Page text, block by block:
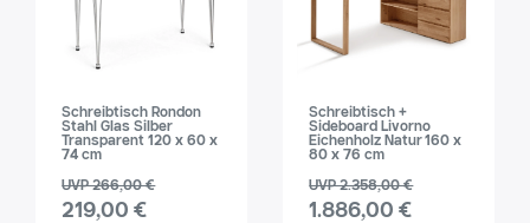
Schreibtisch Rondon
Stahl Glas Silber
Transparent 120 x 60 x
74 cm
UVP 266,00 €
219,00 €
Schreibtisch +
Sideboard Livorno
Eichenholz Natur 160 x
80 x 76 cm
UVP 2.358,00 €
1.886,00 €